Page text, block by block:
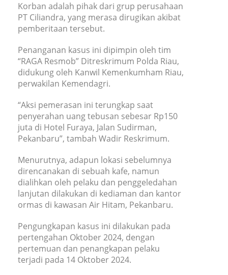
Korban adalah pihak dari grup perusahaan
PT Ciliandra, yang merasa dirugikan akibat
pemberitaan tersebut.
Penanganan kasus ini dipimpin oleh tim
“RAGA Resmob” Ditreskrimum Polda Riau,
didukung oleh Kanwil Kemenkumham Riau,
perwakilan Kemendagri.
“Aksi pemerasan ini terungkap saat
penyerahan uang tebusan sebesar Rp150
juta di Hotel Furaya, Jalan Sudirman,
Pekanbaru”, tambah Wadir Reskrimum.
Menurutnya, adapun lokasi sebelumnya
direncanakan di sebuah kafe, namun
dialihkan oleh pelaku dan penggeledahan
lanjutan dilakukan di kediaman dan kantor
ormas di kawasan Air Hitam, Pekanbaru.
Pengungkapan kasus ini dilakukan pada
pertengahan Oktober 2024, dengan
pertemuan dan penangkapan pelaku
terjadi pada 14 Oktober 2024.